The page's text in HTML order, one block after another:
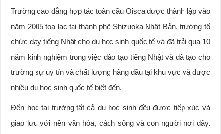
Trường cao đẳng hợp tác toàn cầu Oisca được thành lập vào
năm 2005 tọa lạc tại thành phố Shizuoka Nhật Bản, trường tổ
chức dạy tiếng Nhật cho du học sinh quốc tế và đã trải qua 10
năm kinh nghiệm trong việc đào tạo tiếng Nhật và đã tạo cho
trường sự uy tín và chất lượng hàng đầu tại khu vực và được
nhiều du học sinh quốc tế biết đến.
Đến học tại trường tất cả du học sinh đều được tiếp xúc và
giao lưu với nền văn hóa, cách sống và con người nơi đây.